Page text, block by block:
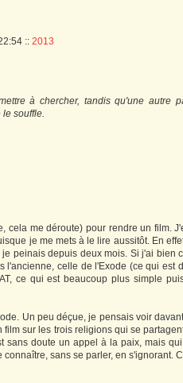
:: 2013
à chercher, tandis qu'une autre
souffle.
cela me déroute) pour rendre un film.
je me mets à le lire aussitôt. En
je peinais depuis deux mois. Si j'ai bien
l'ancienne, celle de l'Exode (ce qui est
ce qui est beaucoup plus simple
Un peu déçue, je pensais voir
sur les trois religions qui se
sans doute un appel à la paix, mais
sans se parler, en s'ignorant.